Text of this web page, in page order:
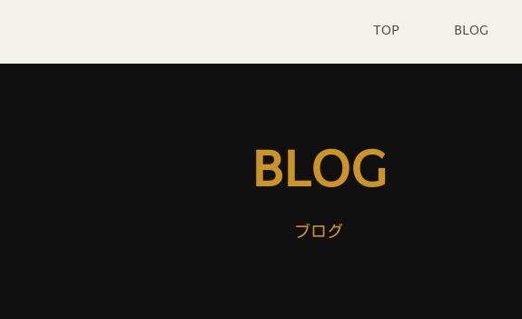
TOP BLOG
BLOG
ブログ